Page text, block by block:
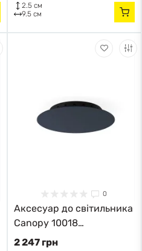
2.5 см
9.5 см
0
Аксесуар до світильника
Canopy 10018
Nowodvorski
2 247 грн